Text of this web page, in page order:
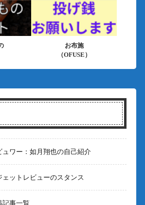
お布施
（OFUSE）
ュワー：如月翔也の自己紹介
ットレビューのスタンス
記事一覧